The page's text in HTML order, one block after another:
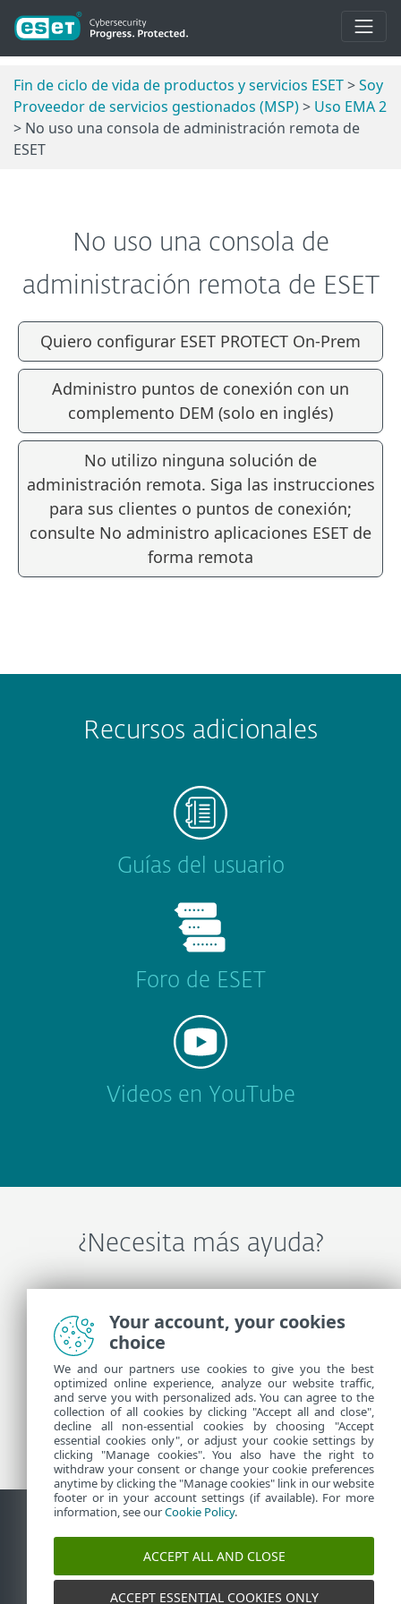
Fin de ciclo de vida de productos y servicios ESET>Soy
Proveedor de servicios gestionados (MSP)> Uso EMA 2
> No uso una consola de administración remota de
ESET
No uso una consola de
administración remota de ESET
Quiero configurar ESET PROTECT On-Prem
Administro puntos de conexión con un
complemento DEM (solo en inglés)
No utilizo ninguna solución de
administración remota. Siga las instrucciones
para sus clientes o puntos de conexión;
consulte No administro aplicaciones ESET de
forma remota
Recursos adicionales
Guías del usuario
Foro de ESET
Videos en YouTube
¿Necesita más ayuda?
Comuníquese con Soporte técnico de ESET
Más información
Noticias de soporte
Customer Advisories
Reportar vulnerabilidades
Política de cookies
©1992-2026ESET, spol. s r.o. - Todos los derechos
Your account, your cookies
choice
We and our partners use cookies to give you the best
optimized online experience, analyze our website traffic,
and serve you with personalized ads. You can agree to the
collection of all cookies by clicking "Accept all and close",
decline all non-essential cookies by choosing "Accept
essential cookies only", or adjust your cookie settings by
clicking "Manage cookies". You also have the right to
withdraw your consent or change your cookie preferences
anytime by clicking the "Manage cookies" link in our website
footer or in your account settings (if available). For more
information, see ourCookie Policy.
ACCEPT ALL AND CLOSE
ACCEPT ESSENTIAL COOKIES ONLY